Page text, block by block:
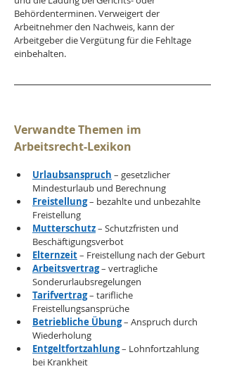
Behördenterminen. Verweigert der
Arbeitnehmer den Nachweis, kann der
Arbeitgeber die Vergütung für die Fehltage
einbehalten.
Verwandte Themen im
Arbeitsrecht-Lexikon
Urlaubsanspruch – gesetzlicher
Mindesturlaub und Berechnung
Freistellung – bezahlte und unbezahlte
Freistellung
Mutterschutz – Schutzfristen und
Beschäftigungsverbot
Elternzeit – Freistellung nach der Geburt
Arbeitsvertrag – vertragliche
Sonderurlaubsregelungen
Tarifvertrag – tarifliche
Freistellungsansprüche
Betriebliche Übung – Anspruch durch
Wiederholung
Entgeltfortzahlung – Lohnfortzahlung
bei Krankheit